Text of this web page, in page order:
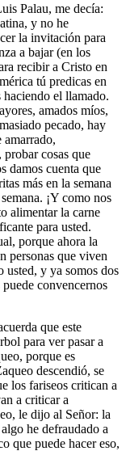
Palau, me decía:
y no he
la invitación para
a bajar (en los
recibir a Cristo en
tú predicas en
haciendo el llamado.
amados míos,
pecado, hay
amarrado,
probar cosas que
damos cuenta que
más en la semana
¡Y como nos
alimentar la carne
para usted.
porque ahora la
personas que viven
usted, y ya somos dos
convencernos
que este
para ver pasar a
porque es
descendió, se
los fariseos critican a
a criticar a
le dijo al Señor: la
he defraudado a
que puede hacer eso,